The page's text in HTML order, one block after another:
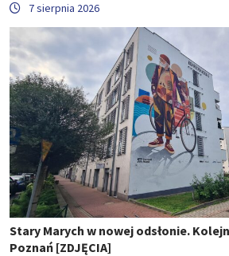
7 sierpnia 2026
Stary Marych w nowej odsłonie.
Poznań [ZDJĘCIA]